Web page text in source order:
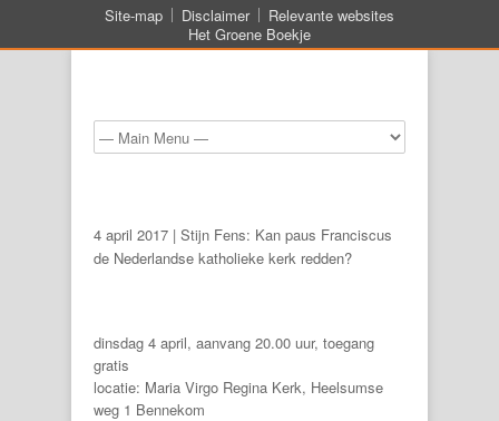
Site-map Disclaimer
Relevante websites
Het Groene Boekje
4 april 2017 | Stijn Fens: Kan paus Franciscus
de Nederlandse katholieke kerk redden?
dinsdag 4 april, aanvang 20.00 uur, toegang
gratis
locatie: Maria Virgo Regina Kerk, Heelsumse
weg 1 Bennekom